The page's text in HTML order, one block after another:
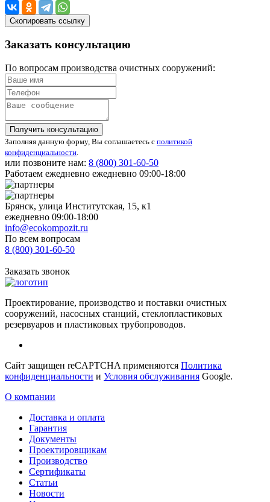
Скопировать ссылку
Заказать консультацию
По вопросам производства очистных сооружений:
Получить консультацию
Заполняя данную форму, Вы соглашаетесь с политикой
конфиденциальности
или позвоните нам: 8 (800) 301-60-50
Работаем ежедневно ежедневно 09:00-18:00
Брянск, улица Институтская, 15, к1
ежедневно 09:00-18:00
info@ecokompozit.ru
По всем вопросам
8 (800) 301-60-50
Заказать звонок
Проектирование, производство и поставки очистных
сооружений, насосных станций, стеклопластиковых
резервуаров и пластиковых трубопроводов.
Сайт защищен reCAPTCHA применяются Политика
конфиденциальности и Условия обслуживания Google.
О компании
Доставка и оплата
Гарантия
Документы
Проектировщикам
Производство
Сертификаты
Статьи
Новости